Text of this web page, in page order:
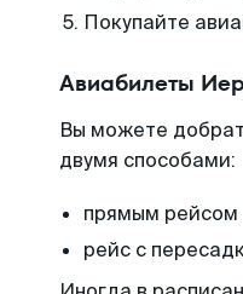
Покупайте
Авиабилеты
Вы можете
двумя способами:
прямым рейсом
рейс с